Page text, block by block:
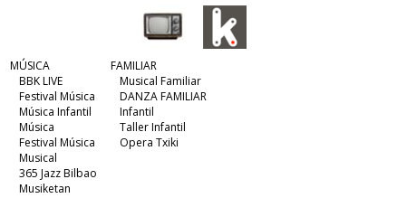
MÚSICA
BBK LIVE
Festival Música
Música Infantil
Música
Festival Música
Musical
365 Jazz Bilbao
Musiketan
FAMILIAR
Musical Familiar
DANZA FAMILIAR
Infantil
Taller Infantil
Opera Txiki